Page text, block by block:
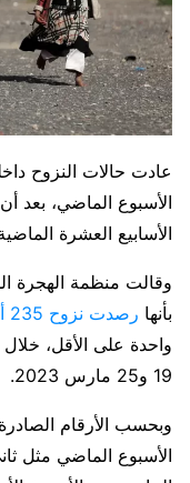
عادت حالات النزوح
الأسبوع الماضي، بعد
الأسابيع العشرة الماضية
بأنها رصدت نزوح 235 أسرة
واحدة على الأقل، خلال
19 و25 مارس 2023.
الأسبوع الماضي مثل